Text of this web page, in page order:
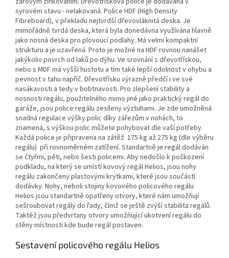
syrovém stavu - nelakovaná. Police HDF (High Density
Fibreboard), v překladu nejtvrdší dřevovláknitá deska. Je
mimořádně tvrdá deska, která byla donedávna využívána hlavně
jako nosná deska pro plovoucí podlahy. Má velmi kompaktní
strukturu a je uzavřená. Proto je možné na HDF rovnou nanášet
jakýkoliv povrch od laků po dýhu. Ve srovnání s dřevotřískou,
nebo s MDF má vyšší hustotu a tím také lepší odolnost v ohybu a
pevnost v tahu napříč. Dřevotřísku výrazně předčí i ve své
nasákavosti a tedy v bobtnavosti. Pro zlepšení stability a
nosnosti regálu, použitelného mimo jiné jako praktický regál do
garáže, jsou police regálu zesíleny výztuhami. Je zde umožněná
snadná regulace výšky polic díky zářezům v nohách, to
znamená, s výškou polic můžete pohybovat dle vaší potřeby.
Každá police je připravena na zátěž 175 kg až 275 kg (dle výběru
regálu) při rovnoměrném zatížení. Standartně je regál dodáván
se čtyřmi, pěti, nebo šesti policemi. Aby nedošlo k poškození
podkladu, na který se umístí kovový regál Helios, jsou nohy
regálu zakončeny plastovými krytkami, které jsou součástí
dodávky. Nohy, neboli stojiny kovového policového regálu
Helios jsou standartně opatřeny otvory, které nám umožňují
sešroubovat regály do řady, čímž se ještě zvýší stabilita regálů.
Taktéž jsou předvrtany otvory umožňující ukotvení regálu do
stěny místnosti kde bude regál postaven.
Sestavení policového regálu Helios